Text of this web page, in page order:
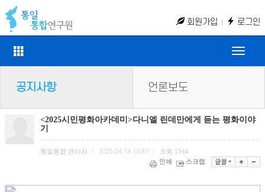
회원가입 로그인
Toggle
공지사항 언론보도
<2025시민평화아카데미>다니엘 린데만에게 듣는 평화이야
기
통일통합 관리자 2025.04.14 13:47 조회 1544
인쇄
스크랩